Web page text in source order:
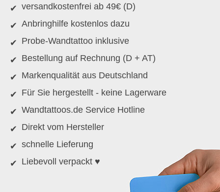
versandkostenfrei ab 49€ (D)
Anbringhilfe kostenlos dazu
Probe-Wandtattoo inklusive
Bestellung auf Rechnung (D + AT)
Markenqualität aus Deutschland
Für Sie hergestellt - keine Lagerware
Wandtattoos.de Service Hotline
Direkt vom Hersteller
schnelle Lieferung
Liebevoll verpackt ♥